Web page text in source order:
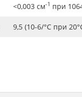
<0,003 см-1 при
9,5 (10-6/°C при